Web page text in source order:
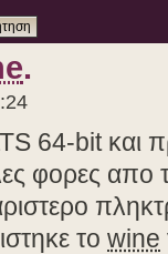
.
64-bit και
φορες απο
το wine